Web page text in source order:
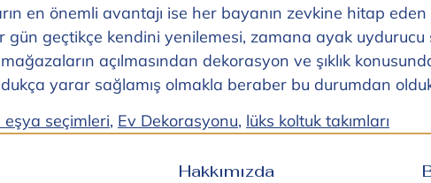
en önemli avantajı ise her bayanın zevkine hitap
geçtikçe kendini yenilemesi, zamana ayak uydurucu
açılmasından dekorasyon ve şıklık
yarar sağlamış olmakla beraber bu durumdan
seçimleri, Ev Dekorasyonu, lüks koltuk takımları
Hakkımızda